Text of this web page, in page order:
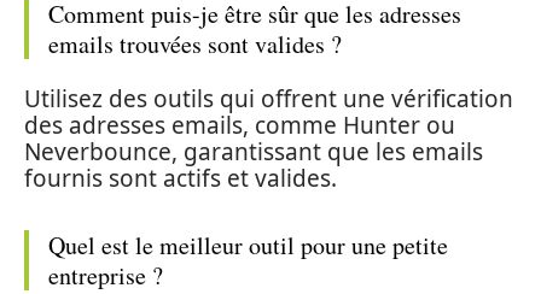
Comment puis-je être sûr que les adresses
emails trouvées sont valides ?
Utilisez des outils qui offrent une vérification
des adresses emails, comme Hunter ou
Neverbounce, garantissant que les emails
fournis sont actifs et valides.
Quel est le meilleur outil pour une petite
entreprise ?